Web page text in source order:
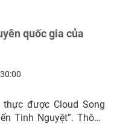
quốc gia của
được Cloud Song
Tinh Nguyệt”. Thông